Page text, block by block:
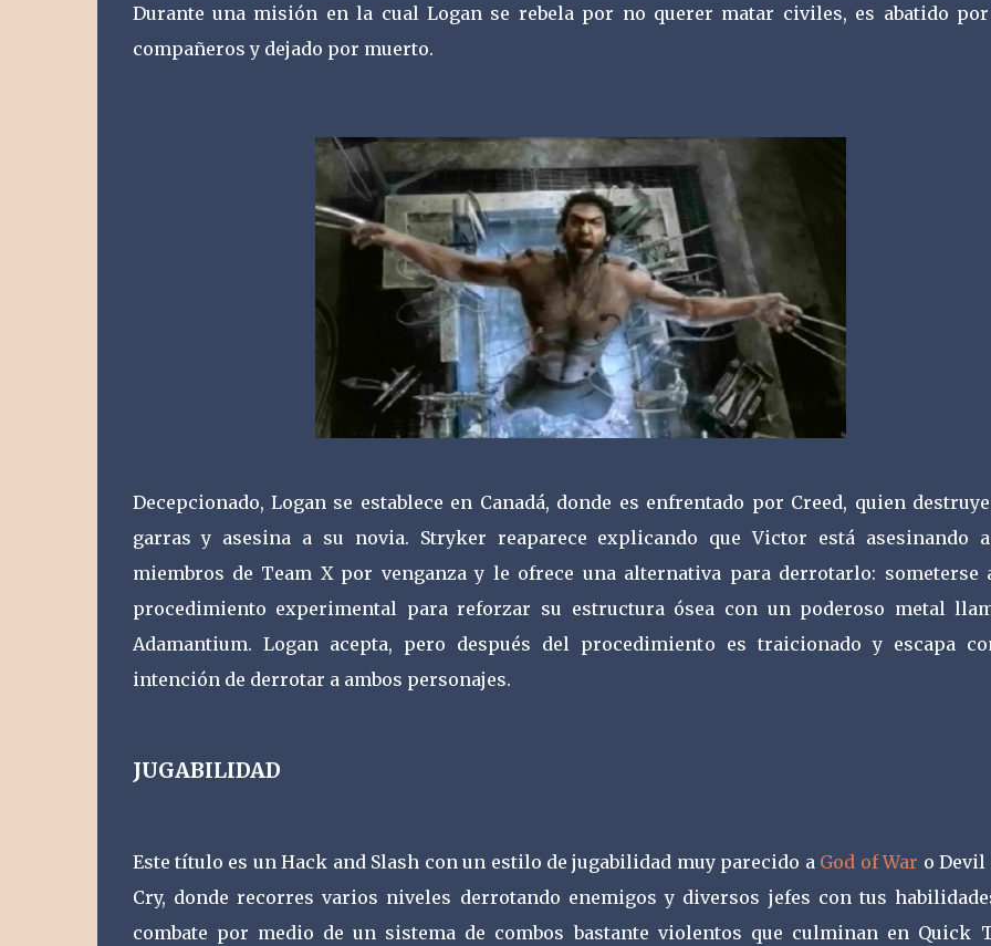
Durante una misión en la cual Logan se rebela por no querer matar civiles, es abatido
compañeros y dejado por muerto.
Decepcionado, Logan se establece en Canadá, donde es enfrentado por Creed, quien
garras y asesina a su novia. Stryker reaparece explicando que Victor está asesinando
miembros de Team X por venganza y le ofrece una alternativa para derrotarlo: someterse
procedimiento experimental para reforzar su estructura ósea con un poderoso metal
Adamantium. Logan acepta, pero después del procedimiento es traicionado y escapa
intención de derrotar a ambos personajes.
JUGABILIDAD
Este título es un Hack and Slash con un estilo de jugabilidad muy parecido a God of War o Devil
Cry, donde recorres varios niveles derrotando enemigos y diversos jefes con tus
combate por medio de un sistema de combos bastante violentos que culminan en Quick